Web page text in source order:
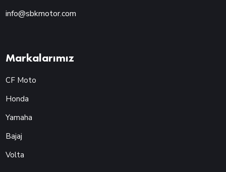
info@sbkmotor.com
Markalarımız
CF Moto
Honda
Yamaha
Bajaj
Volta